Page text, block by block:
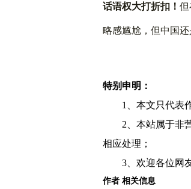
话语权大打折扣！ 但
略感尴尬，但中国还
特别申明：
1、本文只代表
2、本站属于非
相应处理；
3、欢迎各位网
作者 相关信息